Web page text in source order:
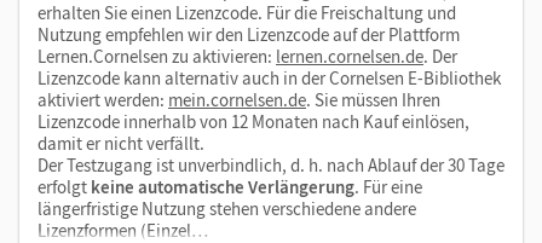
erhalten Sie einen Lizenzcode. Für die Freischaltung und
Nutzung empfehlen wir den Lizenzcode auf der Plattform
Lernen.Cornelsen zu aktivieren: lernen.cornelsen.de. Der
Lizenzcode kann alternativ auch in der Cornelsen E-Bibliothek
aktiviert werden: mein.cornelsen.de. Sie müssen Ihren
Lizenzcode innerhalb von 12 Monaten nach Kauf einlösen,
damit er nicht verfällt.
Der Testzugang ist unverbindlich, d. h. nach Ablauf der 30 Tage
erfolgt keine automatische Verlängerung. Für eine
längerfristige Nutzung stehen verschiedene andere
Lizenzformen (Einzel…